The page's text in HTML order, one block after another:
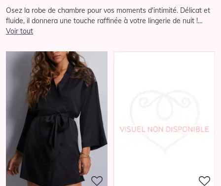
Osez la robe de chambre pour vos moments d'intimité. Délicat et
fluide, il donnera une touche raffinée à votre lingerie de nuit !
Découvrez nos déshabillés et nos robes de chambre classiques ou
Voir tout